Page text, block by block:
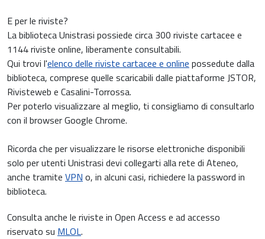
E per le riviste?
La biblioteca Unistrasi possiede circa 300 riviste cartacee e
1144 riviste online, liberamente consultabili.
Qui trovi l'elenco delle riviste cartacee e online possedute dalla
biblioteca, comprese quelle scaricabili dalle piattaforme JSTOR,
Rivisteweb e Casalini-Torrossa.
Per poterlo visualizzare al meglio, ti consigliamo di consultarlo
con il browser Google Chrome.
Ricorda che per visualizzare le risorse elettroniche disponibili
solo per utenti Unistrasi devi collegarti alla rete di Ateneo,
anche tramite VPN o, in alcuni casi, richiedere la password in
biblioteca.
Consulta anche le riviste in Open Access e ad accesso
riservato su MLOL.